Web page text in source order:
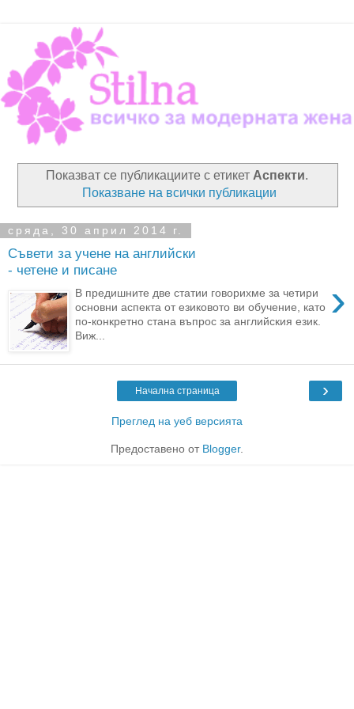
Показват се публикациите с етикет Аспекти.
Показване на всички публикации
сряда, 30 април 2014 г.
Съвети за учене на английски
- четене и писане
›
В предишните две статии говорихме за четири
основни аспекта от езиковото ви обучение, като
по-конкретно стана въпрос за английския език.
Виж...
›
Начална страница
Преглед на уеб версията
Предоставено от Blogger.